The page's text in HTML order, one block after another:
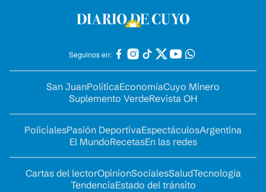
Seguinos en:
San JuanPolíticaEconomíaCuyo Minero
Suplemento VerdeRevista OH
PolicialesPasión DeportivaEspectáculosArgentina
El MundoRecetasEn las redes
Cartas del lectorOpinionSocialesSaludTecnología
TendenciaEstado del tránsito